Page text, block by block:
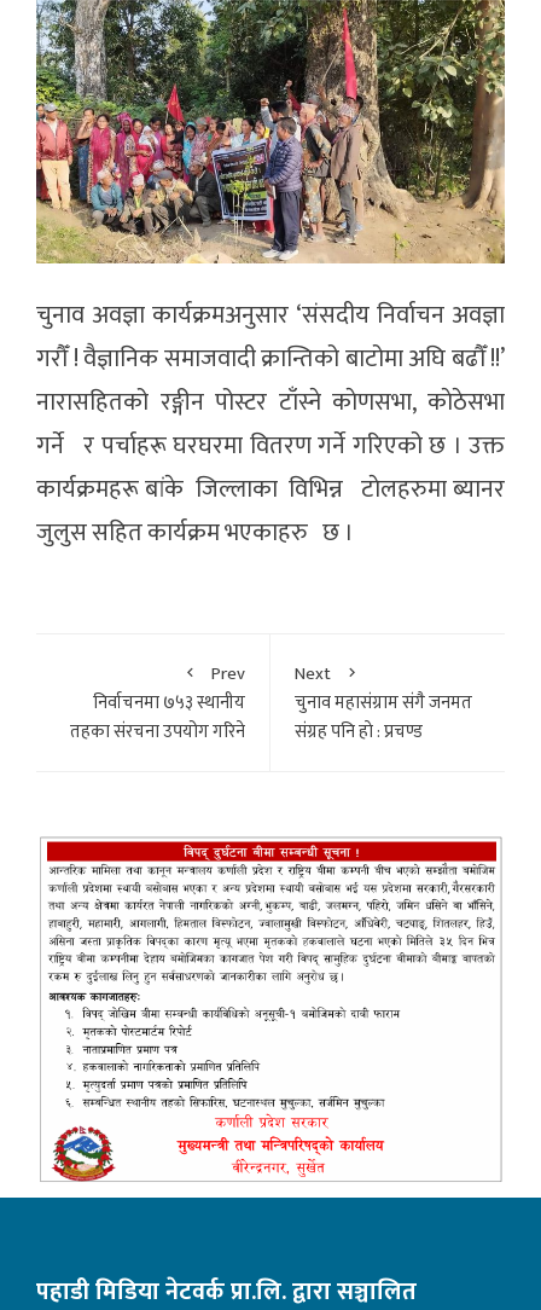
चुनाव अवज्ञा कार्यक्रमअनुसार ‘संसदीय निर्वाचन अवज्ञा
गरौँ ! वैज्ञानिक समाजवादी क्रान्तिको बाटोमा अघि बढौँ !!’
नारासहितको रङ्गीन पोस्टर टाँस्ने काेणसभा, काेठेसभा
गर्ने र पर्चाहरू घरघरमा वितरण गर्ने गरिएको छ । उक्त
कार्यक्रमहरू बांके जिल्लाका विभिन्न टाेलहरुमा ब्यानर
जुलुस सहित कार्यक्रम भएकाहरु छ ।
Prev
निर्वाचनमा ७५३ स्थानीय
तहका संरचना उपयोग गरिने
Next
चुनाव महासंग्राम संगै जनमत
संग्रह पनि हाे : प्रचण्ड
पहाडी मिडिया नेटवर्क प्रा.लि. द्वारा सञ्चालित